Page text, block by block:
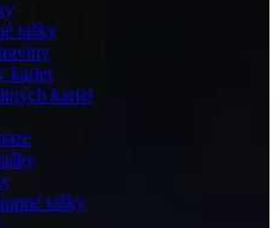
tašky
kariet
kariet
tašky